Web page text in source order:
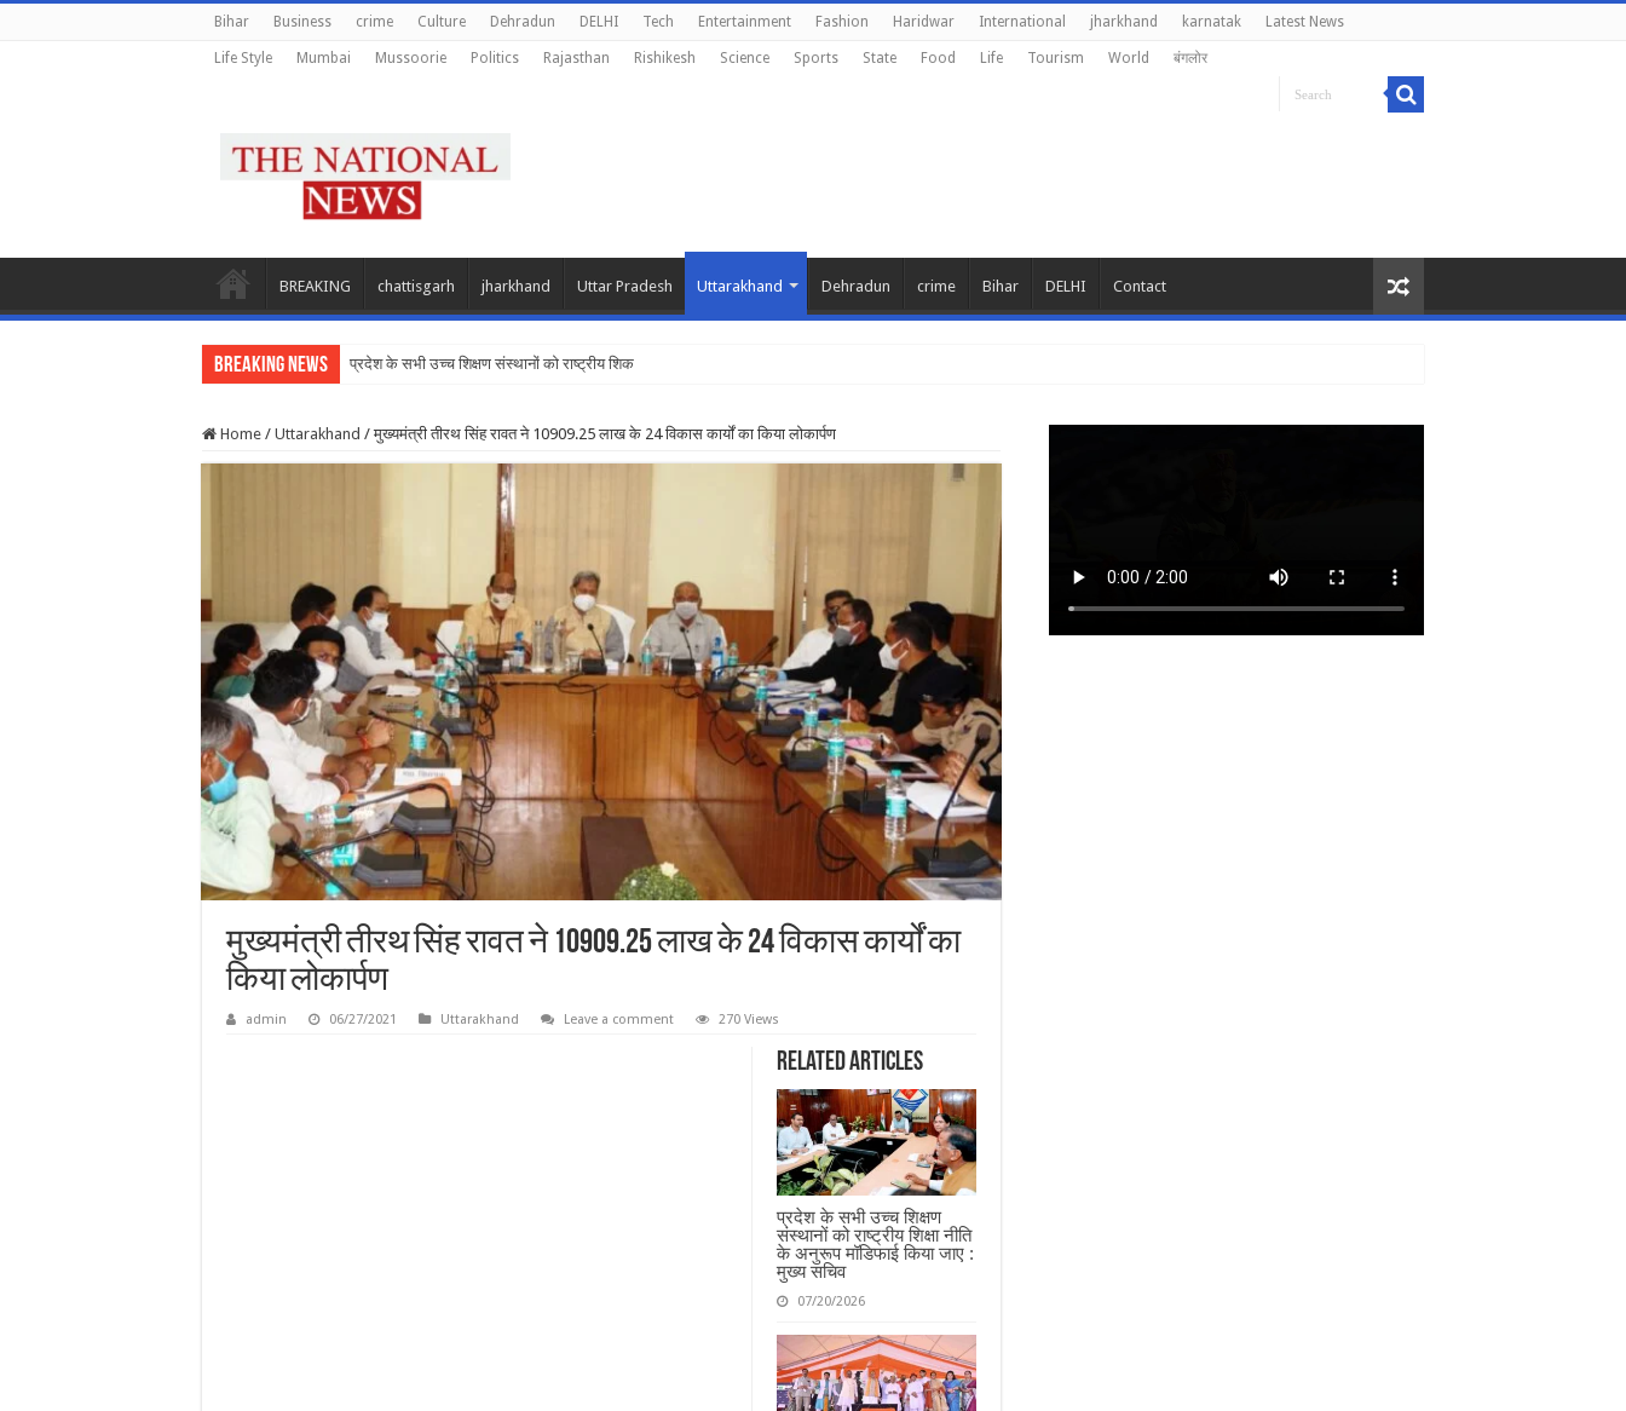
Bihar Business crime Culture Dehradun DELHI Tech Entertainment Fashion Haridwar International jharkhand karnatak Latest News
Life Style Mumbai Mussoorie Politics Rajasthan Rishikesh Science Sports State Food Life Tourism World बंगलोर
BREAKING chattisgarh jharkhand Uttar Pradesh Uttarakhand Dehradun crime Bihar DELHI Contact
Breaking News प्रदेश के सभी उच्च शिक्षण संस्थानों को राष्ट्रीय शिक्षा नीति के अनुरूप मॉडि
Home / Uttarakhand / मुख्यमंत्री तीरथ सिंह रावत ने 10909.25 लाख के 24 विकास कार्यों का किया लोकार्पण
मुख्यमंत्री तीरथ सिंह रावत ने 10909.25 लाख के 24 विकास कार्यों का
किया लोकार्पण
admin 06/27/2021 Uttarakhand Leave a comment 270 Views
Related Articles
प्रदेश के सभी उच्च शिक्षण
संस्थानों को राष्ट्रीय शिक्षा नीति
के अनुरूप मॉडिफाई किया जाए :
मुख्य सचिव
07/20/2026